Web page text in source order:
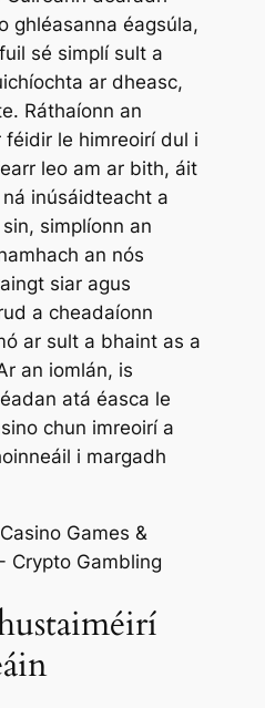
ghléasanna éagsúla,
sé simplí sult a
ar dheasc,
Ráthaíonn an
le himreoirí dul i
leo am ar bith, áit
inúsáidteacht a
simplíonn an
an nós
siar agus
a cheadaíonn
ar sult a bhaint as a
an iomlán, is
atá éasca le
chun imreoirí a
i margadh